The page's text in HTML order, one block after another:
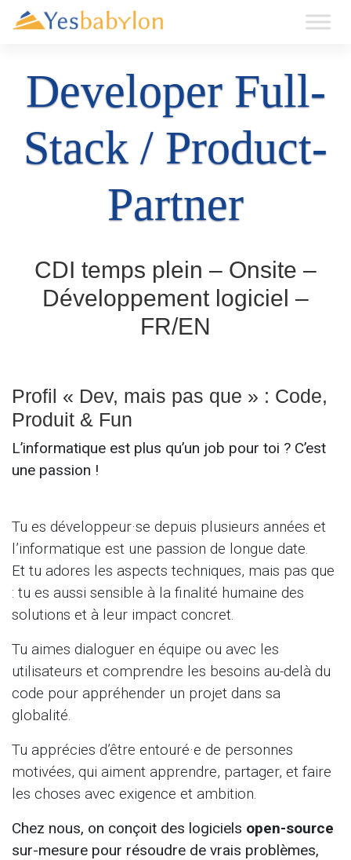
Developer Full-
Stack / Product-
Partner
CDI temps plein – Onsite –
Développement logiciel –
FR/EN
Profil « Dev, mais pas que » : Code,
Produit & Fun
L’informatique est plus qu’un job pour toi ? C’est
une passion !
Tu es développeur·se depuis plusieurs années et
l’informatique est une passion de longue date.
Et tu adores les aspects techniques, mais pas que
: tu es aussi sensible à la finalité humaine des
solutions et à leur impact concret.
Tu aimes dialoguer en équipe ou avec les
utilisateurs et comprendre les besoins au-delà du
code pour appréhender un projet dans sa
globalité.
Tu apprécies d’être entouré·e de personnes
motivées, qui aiment apprendre, partager, et faire
les choses avec exigence et ambition.
Chez nous, on conçoit des logiciels open-source
sur-mesure pour résoudre de vrais problèmes,